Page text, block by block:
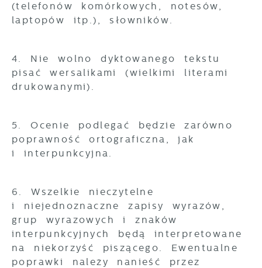
(telefonów komórkowych, notesów,
laptopów itp.), słowników.
4. Nie wolno dyktowanego tekstu
pisać wersalikami (wielkimi literami
drukowanymi).
5. Ocenie podlegać będzie zarówno
poprawność ortograficzna, jak
i interpunkcyjna.
6. Wszelkie nieczytelne
i niejednoznaczne zapisy wyrazów,
grup wyrazowych i znaków
interpunkcyjnych będą interpretowane
na niekorzyść piszącego. Ewentualne
poprawki należy nanieść przez